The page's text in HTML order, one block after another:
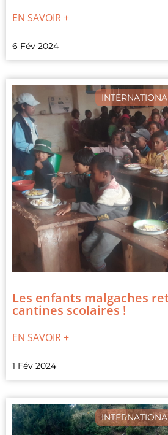
EN SAVOIR +
6 Fév 2024
Les enfants malgaches
cantines scolaires !
EN SAVOIR +
1 Fév 2024